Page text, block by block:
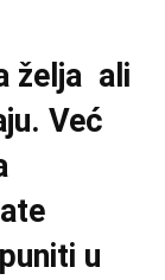
želja ali
Već
u